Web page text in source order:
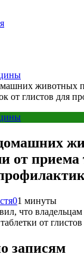
животных
от глистов для
от приема
01 минуты
что
от
записям